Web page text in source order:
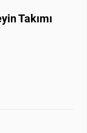
Takımı